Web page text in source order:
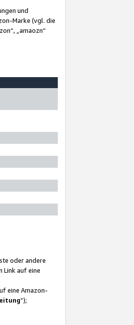
und
Marke (vgl. die
„amaozn“
oder andere
Link auf eine
eine Amazon-
“);